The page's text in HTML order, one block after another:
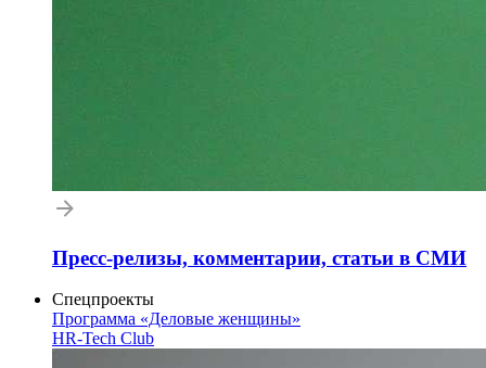
Пресс-релизы, комментарии, статьи в СМИ
Спецпроекты
Программа «Деловые женщины»
HR-Tech Club